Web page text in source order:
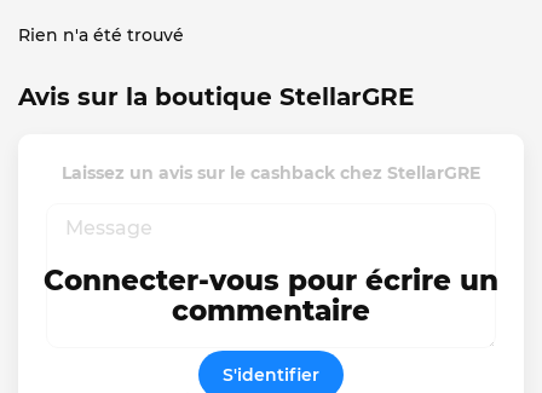
Rien n'a été trouvé
Avis sur la boutique StellarGRE
Laissez un avis sur le cashback chez StellarGRE
Connecter-vous pour écrire un
commentaire
S'identifier